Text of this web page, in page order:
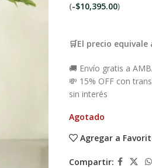
(-$10,395.00)
🛒El precio equivale
🚚 Envío gratis a
💸 15% OFF con
sin interés
Agotado
Agregar a
Compartir: